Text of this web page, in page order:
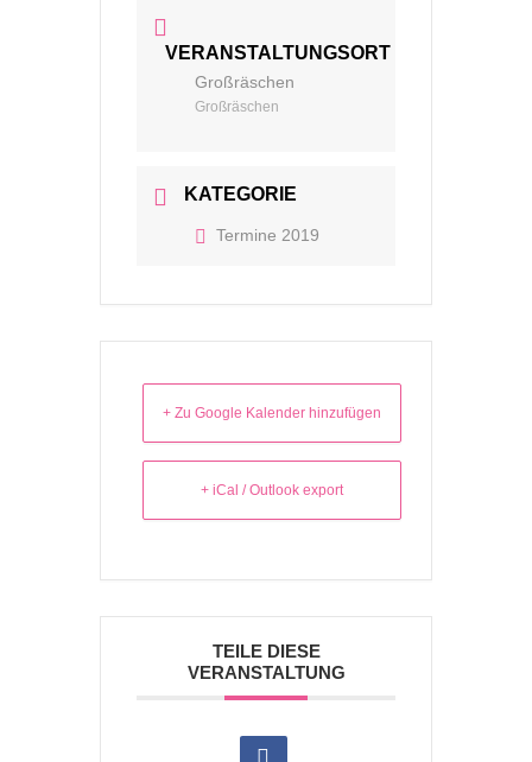
VERANSTALTUNGSORT
Großräschen
Großräschen
KATEGORIE
Termine 2019
+ Zu Google Kalender hinzufügen
+ iCal / Outlook export
TEILE DIESE
VERANSTALTUNG